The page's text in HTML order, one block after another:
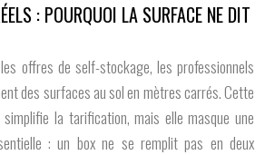
: POURQUOI LA SURFACE NE DIT
offres de self-stockage, les professionnels
des surfaces au sol en mètres carrés. Cette
la tarification, mais elle masque une
: un box ne se remplit pas en deux